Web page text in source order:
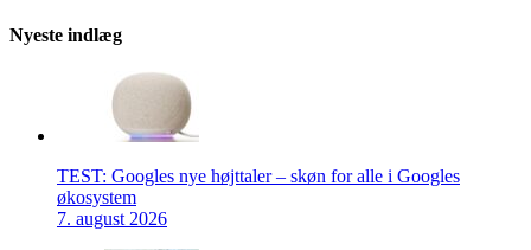
Nyeste indlæg
TEST: Googles nye højttaler – skøn for alle i Googles
økosystem
7. august 2026